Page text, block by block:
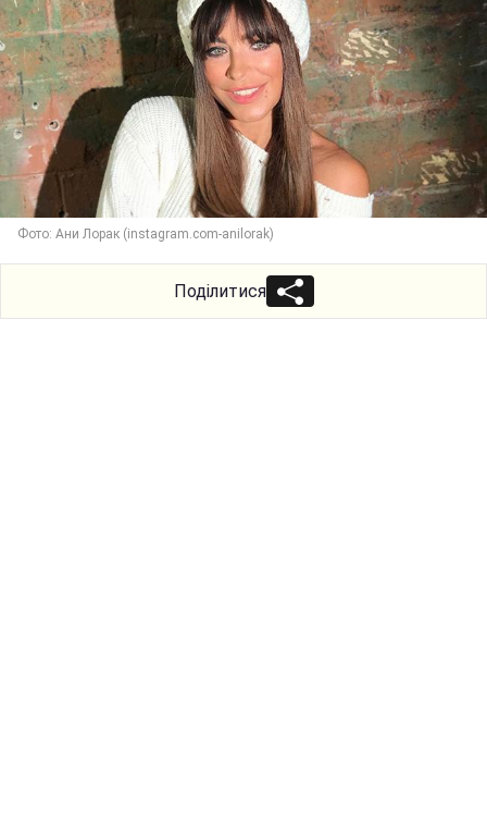
Фото: Ани Лорак (instagram.com-anilorak)
Поділитися